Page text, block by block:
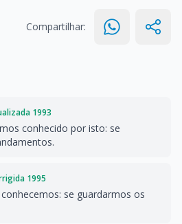
Compartilhar:
1993
conhecido por isto: se
1995
se guardarmos os